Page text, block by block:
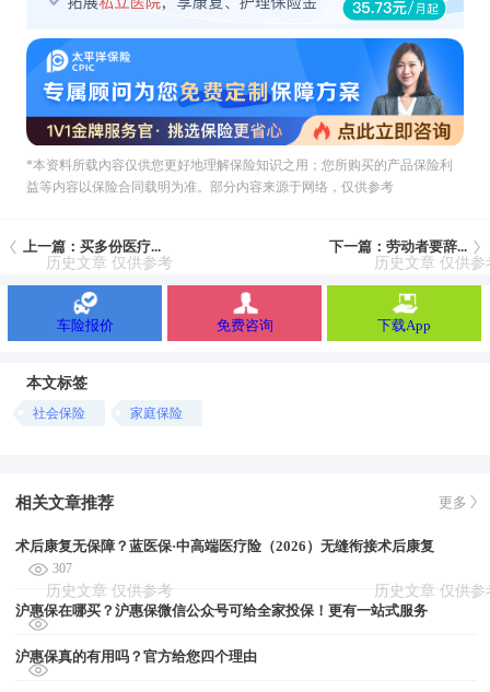
*本资料所载內容仅供您更好地理解保险知识之用；您所购买的产品保险利
益等内容以保险合同载明为准。部分内容来源于网络，仅供参考
上一篇：买多份医疗... 下一篇：劳动者要辞...
车险报价 免费咨询 下载App
本文标签
社会保险 家庭保险
相关文章推荐 更多
术后康复无保障？蓝医保·中高端医疗险（2026）无缝衔接术后康复
307
沪惠保在哪买？沪惠保微信公众号可给全家投保！更有一站式服务
沪惠保真的有用吗？官方给您四个理由